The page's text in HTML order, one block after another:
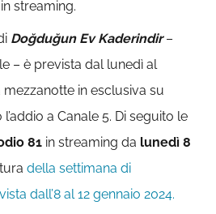
streaming.
Doğduğun Ev Kaderindir–
– è prevista dal lunedì al
in esclusiva su
a Canale 5. Di seguito le
81 in streaming da lunedì 8
della settimana di
dall’8 al 12 gennaio 2024.